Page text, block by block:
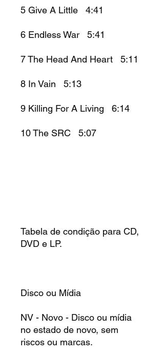
5 Give A Little 4:41
6 Endless War 5:41
7 The Head And Heart 5:11
8 In Vain 5:13
9 Killing For A Living 6:14
10 The SRC 5:07
Tabela de condição para CD,
DVD e LP.
Disco ou Mídia
NV - Novo - Disco ou mídia
no estado de novo, sem
riscos ou marcas.